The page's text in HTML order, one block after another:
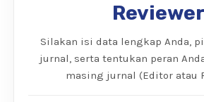
Reviewer
Silakan isi data lengkap Anda,
jurnal, serta tentukan peran
masing jurnal (Editor atau